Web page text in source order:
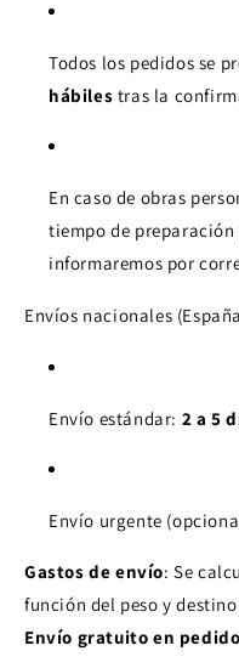
Todos los pedidos se
hábiles tras la
En caso de obras
tiempo de preparación
informaremos por
Envíos nacionales
Envío estándar: 2 a 5
Envío urgente
Gastos de envío: Se
función del peso y
Envío gratuito en